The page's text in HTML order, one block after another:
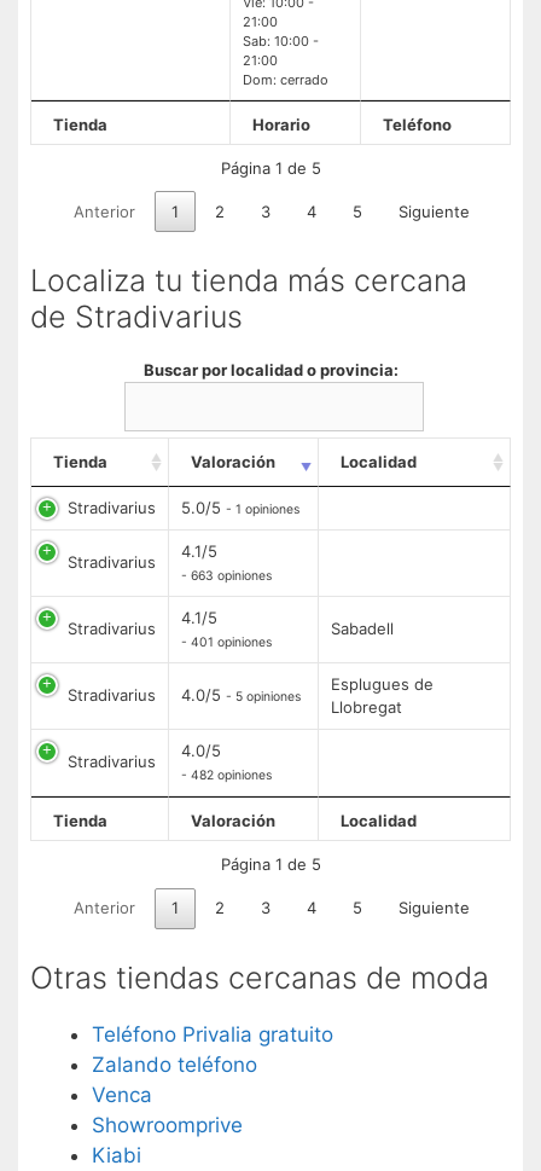
21:00
Sab: 10:00 -
21:00
Dom: cerrado
Tienda Horario Teléfono
Página 1 de 5
Anterior 1 2 3 4 5 Siguiente
Localiza tu tienda más cercana
de Stradivarius
Buscar por localidad o provincia:
Tienda Valoración Localidad
Stradivarius 5.0/5 - 1 opiniones
Stradivarius
4.1/5
- 663 opiniones
Stradivarius
4.1/5
- 401 opiniones
Sabadell
Stradivarius 4.0/5 - 5 opiniones
Esplugues de
Llobregat
Stradivarius
4.0/5
- 482 opiniones
Tienda Valoración Localidad
Página 1 de 5
Anterior 1 2 3 4 5 Siguiente
Otras tiendas cercanas de moda
Teléfono Privalia gratuito
Zalando teléfono
Venca
Showroomprive
Kiabi